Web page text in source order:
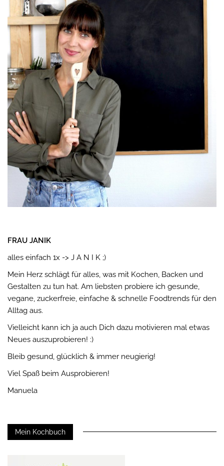
FRAU JANIK
alles einfach 1x -> J A N I K ;)
Mein Herz schlägt für alles, was mit Kochen, Backen und
Gestalten zu tun hat. Am liebsten probiere ich gesunde,
vegane, zuckerfreie, einfache & schnelle Foodtrends für den
Alltag aus.
Vielleicht kann ich ja auch Dich dazu motivieren mal etwas
Neues auszuprobieren! :)
Bleib gesund, glücklich & immer neugierig!
Viel Spaß beim Ausprobieren!
Manuela
Mein Kochbuch